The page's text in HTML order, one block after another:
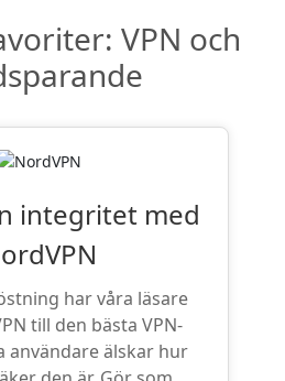
integritet med
har våra läsare
till den bästa VPN-
användare älskar hur